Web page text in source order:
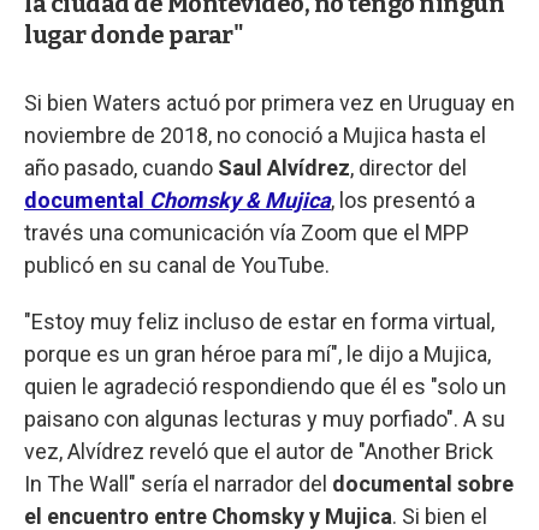
lugar donde parar"
Si bien Waters actuó por primera vez en Uruguay en
noviembre de 2018, no conoció a Mujica hasta el
año pasado, cuando Saul Alvídrez, director del
documental Chomsky & Mujica, los presentó a
través una comunicación vía Zoom que el MPP
publicó en su canal de YouTube.
"Estoy muy feliz incluso de estar en forma virtual,
porque es un gran héroe para mí", le dijo a Mujica,
quien le agradeció respondiendo que él es "solo un
paisano con algunas lecturas y muy porfiado". A su
vez, Alvídrez reveló que el autor de "Another Brick
In The Wall" sería el narrador del documental sobre
el encuentro entre Chomsky y Mujica. Si bien el